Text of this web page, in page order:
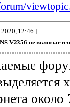
12:46 ]
V2356 не включается